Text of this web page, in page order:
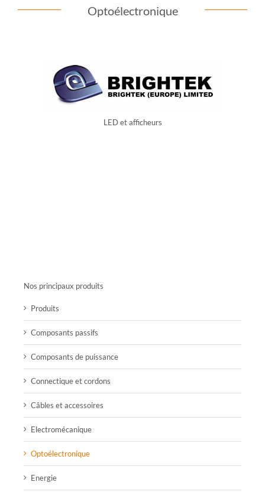
Optoélectronique
LED et afficheurs
Brightek est spécialisée dans la fabrication de LED et
d’afficheurs.
Nos principaux produits
Produits
Composants passifs
Composants de puissance
Connectique et cordons
Câbles et accessoires
Electromécanique
Optoélectronique
Energie